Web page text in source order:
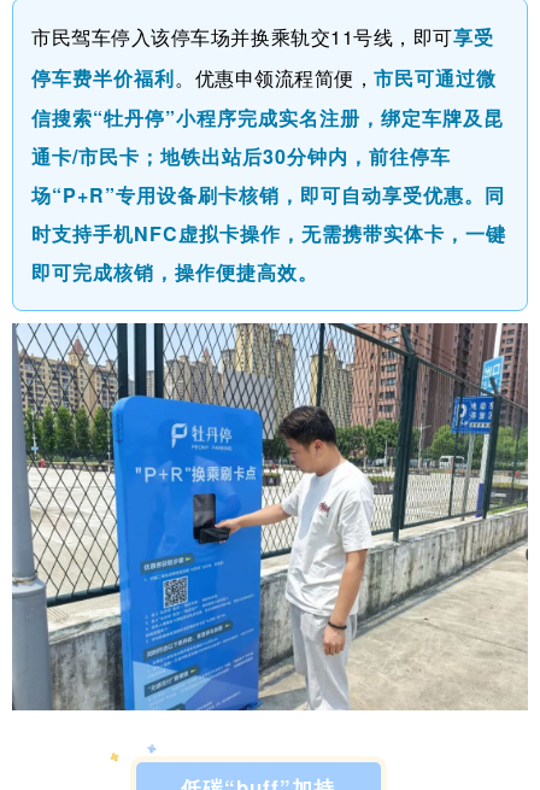
市民驾车停入该停车场并换乘轨交11号线，即可享受
停车费半价福利。优惠申领流程简便，市民可通过微
信搜索“牡丹停”小程序完成实名注册 ， 绑定车牌及昆
通卡/市民卡 ； 地铁出站后30分钟内 ， 前往停车
场“P+R”专用设备刷卡核销 ， 即可自动享受优惠。 同
时支持手机NFC虚拟卡操作 ， 无需携带实体卡，一键
即可完成核销，操作便捷高效。